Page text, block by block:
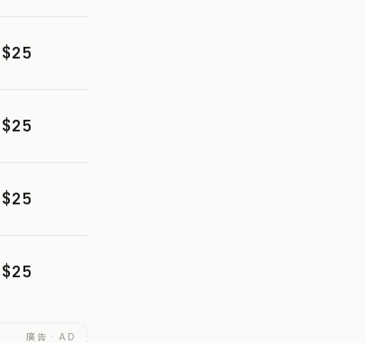
$25
$25
$25
$25
廣告 · AD